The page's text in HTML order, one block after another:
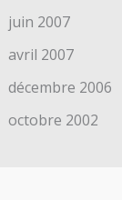
juin 2007
avril 2007
décembre 2006
octobre 2002